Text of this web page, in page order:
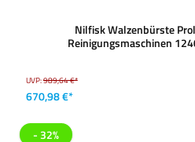
Nilfisk Walzenbürste
Reinigungsmaschinen
UVP:989,64 €*
670,98 €*
- 32%